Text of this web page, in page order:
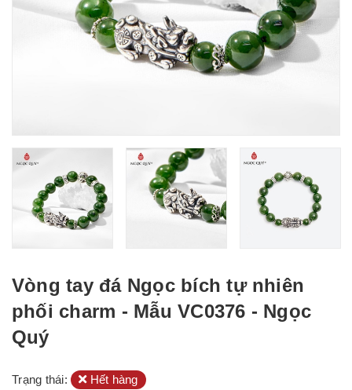
Vòng tay đá Ngọc bích tự nhiên
phối charm - Mẫu VC0376 - Ngọc
Quý
Trạng thái: Hết hàng